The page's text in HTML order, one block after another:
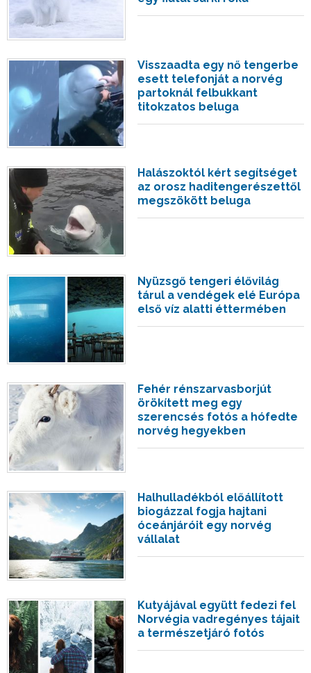
Visszaadta egy nő tengerbe
esett telefonját a norvég
partoknál felbukkant
titokzatos beluga
Halászoktól kért segítséget
az orosz haditengerészettől
megszökött beluga
Nyüzsgő tengeri élővilág
tárul a vendégek elé Európa
első víz alatti éttermében
Fehér rénszarvasborjút
örökített meg egy
szerencsés fotós a hófedte
norvég hegyekben
Halhulladékból előállított
biogázzal fogja hajtani
óceánjáróit egy norvég
vállalat
Kutyájával együtt fedezi fel
Norvégia vadregényes tájait
a természetjáró fotós